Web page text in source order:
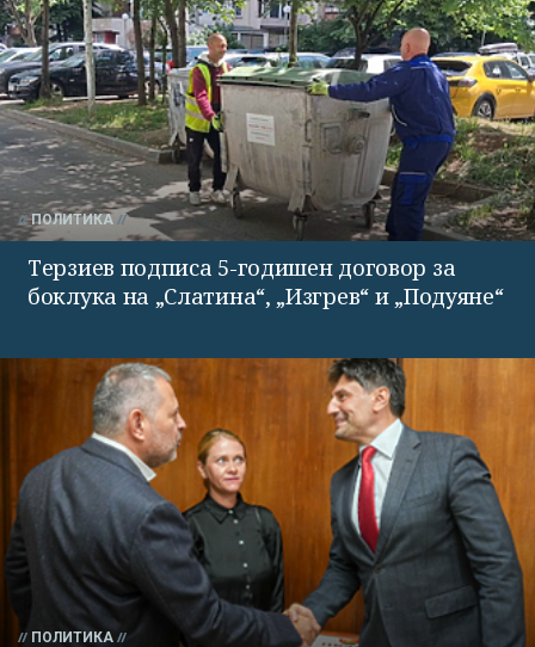
ПОЛИТИКА
Терзиев подписа 5-годишен договор за
боклука на „Слатина“, „Изгрев“ и „Подуяне“
ПОЛИТИКА